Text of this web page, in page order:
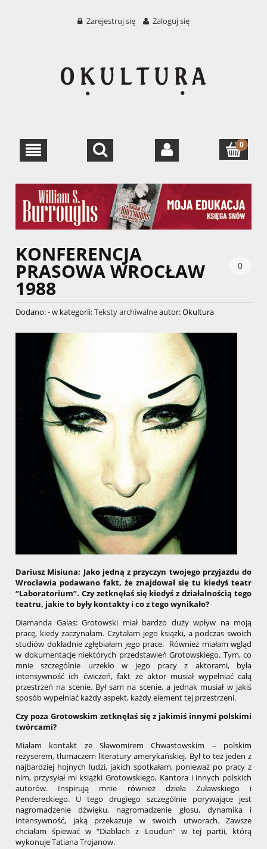
Zarejestruj się Zaloguj się
KONFERENCJA
PRASOWA WROCŁAW
1988
0
Dodano:-w kategorii:Teksty archiwalneautor:Okultura
Dariusz Misiuna: Jako jedną z przyczyn twojego przyjazdu do
Wrocławia podawano fakt, że znajdował się tu kiedyś teatr
“Laboratorium”. Czy zetknęłaś się kiedyś z działalnością tego
teatru, jakie to były kontakty i co z tego wynikało?
Diamanda Galas: Grotowski miał bardzo duży wpływ na moją
pracę, kiedy zaczynałam. Czytałam jego książki, a podczas swoich
studiów dokładnie zgłębiałam jego prace. Również miałam wgląd
w dokumentacje niektórych przedstawień Grotowskiego. Tym, co
mnie szczególnie urzekło w jego pracy z aktorami, była
intensywność ich ćwiczeń, fakt że aktor musiał wypełniać całą
przestrzeń na scenie. Był sam na scenie, a jednak musiał w jakiś
sposób wypełniać każdy aspekt, każdy element tej przestrzeni.
Czy poza Grotowskim zetknęłaś się z jakimiś innymi polskimi
twórcami?
Miałam kontakt ze Sławomirem Chwastowskim – polskim
reżyserem, tłumaczem literatury amerykańskiej. Był to też jeden z
najbardziej hojnych ludzi, jakich spotkałam, ponieważ po pracy z
nim, przysyłał mi książki Grotowskiego, Kantora i innych polskich
autorów. Inspirują mnie również dzieła Żuławskiego i
Pendereckiego. U tego drugiego szczególnie porywające jest
nagromadzenie dźwięku, nagromadzenie głosu, dynamika i
intensywność, jaką przekazuje w swoich utworach. Zawsze
chciałam śpiewać w “Diabłach z Loudun” w tej partii, którą
wykonuje Tatiana Trojanow.